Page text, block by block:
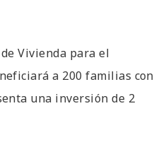
Vivienda para el
a 200 familias con
una inversión de 2